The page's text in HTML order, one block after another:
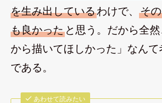
を生み出しているわけで、 そ
も良かったと思う。だから全
から描いてほしかった」なん
である。
あわせて読みたい